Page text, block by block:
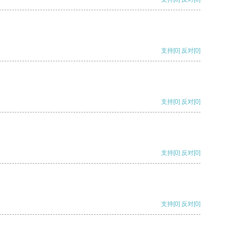
支持[0] 反对[0]
支持[0] 反对[0]
支持[0] 反对[0]
支持[0] 反对[0]